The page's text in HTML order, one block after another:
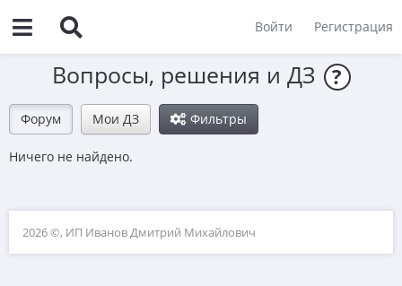
Войти Регистрация
Вопросы, решения и ДЗ ?
Форум Мои ДЗ Фильтры
Ничего не найдено.
2026 ©, ИП Иванов Дмитрий Михайлович